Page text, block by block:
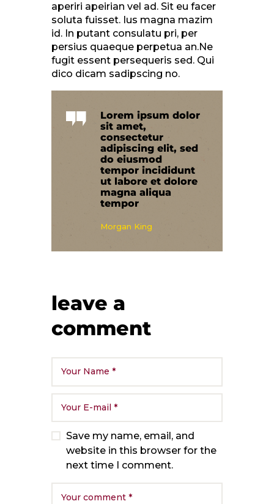
aperiri apeirian vel ad. Sit eu facer
soluta fuisset. Ius magna mazim
id. In putant consulatu pri, per
persius quaeque perpetua an.Ne
fugit essent persequeris sed. Qui
dico dicam sadipscing no.
Lorem ipsum dolor
sit amet,
consectetur
adipiscing elit, sed
do eiusmod
tempor incididunt
ut labore et dolore
magna aliqua
tempor
Morgan King
leave a
comment
Save my name, email, and
website in this browser for the
next time I comment.